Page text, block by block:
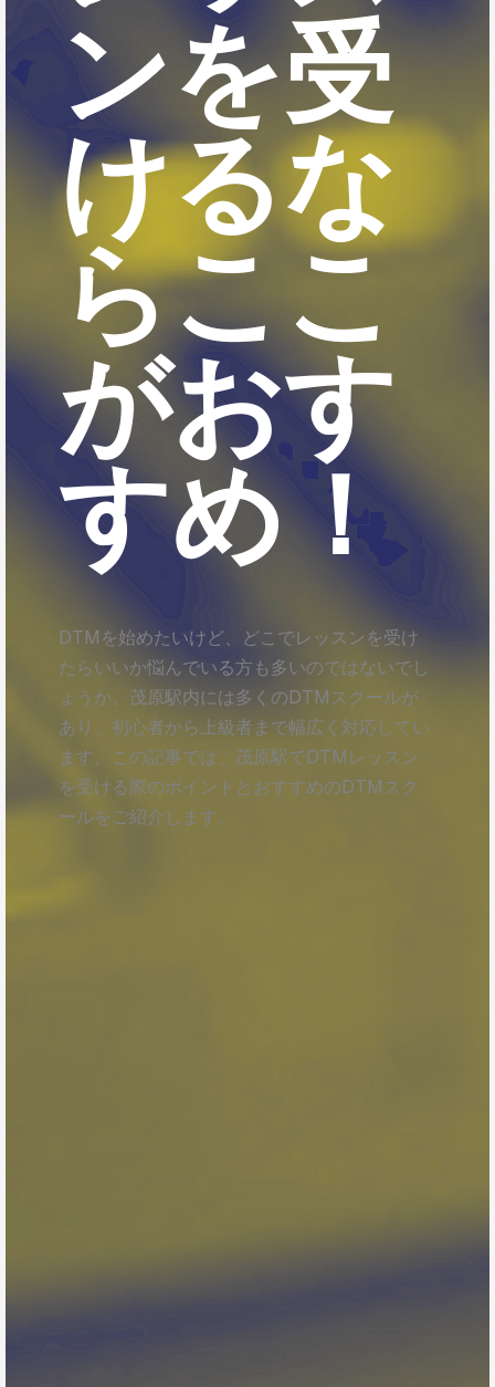
ンを受
けるな
らここ
がおす
すめ！
DTMを始めたいけど、どこでレッスンを受け
たらいいか悩んでいる方も多いのではないでし
ょうか。茂原駅内には多くのDTMスクールが
あり、初心者から上級者まで幅広く対応してい
ます。この記事では、茂原駅でDTMレッスン
を受ける際のポイントとおすすめのDTMスク
ールをご紹介します。